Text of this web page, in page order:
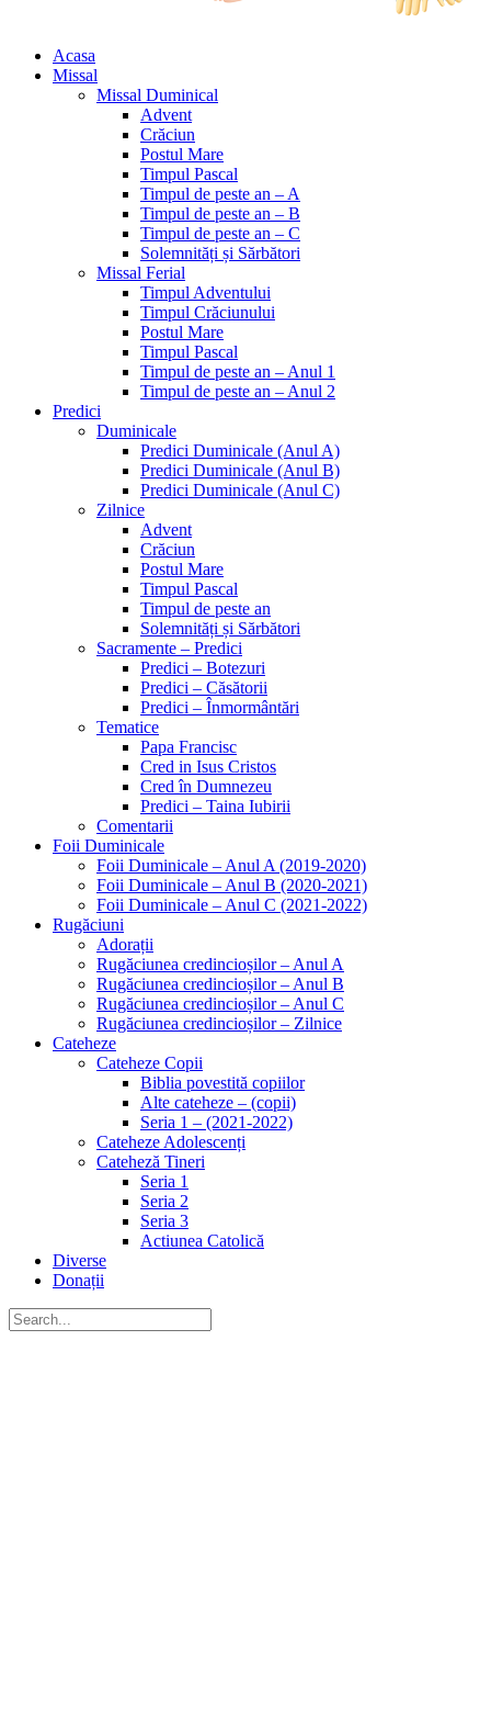
Acasa
Missal
Missal Duminical
Advent
Crăciun
Postul Mare
Timpul Pascal
Timpul de peste an – A
Timpul de peste an – B
Timpul de peste an – C
Solemnități și Sărbători
Missal Ferial
Timpul Adventului
Timpul Crăciunului
Postul Mare
Timpul Pascal
Timpul de peste an – Anul 1
Timpul de peste an – Anul 2
Predici
Duminicale
Predici Duminicale (Anul A)
Predici Duminicale (Anul B)
Predici Duminicale (Anul C)
Zilnice
Advent
Crăciun
Postul Mare
Timpul Pascal
Timpul de peste an
Solemnități și Sărbători
Sacramente – Predici
Predici – Botezuri
Predici – Căsătorii
Predici – Înmormântări
Tematice
Papa Francisc
Cred in Isus Cristos
Cred în Dumnezeu
Predici – Taina Iubirii
Comentarii
Foii Duminicale
Foii Duminicale – Anul A (2019-2020)
Foii Duminicale – Anul B (2020-2021)
Foii Duminicale – Anul C (2021-2022)
Rugăciuni
Adorații
Rugăciunea credincioșilor – Anul A
Rugăciunea credincioșilor – Anul B
Rugăciunea credincioșilor – Anul C
Rugăciunea credincioșilor – Zilnice
Cateheze
Cateheze Copii
Biblia povestită copiilor
Alte cateheze – (copii)
Seria 1 – (2021-2022)
Cateheze Adolescenți
Cateheză Tineri
Seria 1
Seria 2
Seria 3
Actiunea Catolică
Diverse
Donații